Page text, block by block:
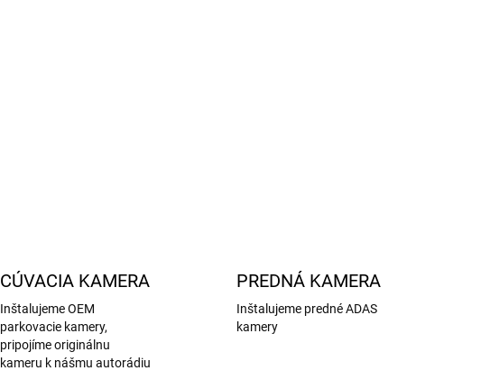
CÚVACIA KAMERA
Inštalujeme OEM
parkovacie kamery,
pripojíme originálnu
kameru k nášmu autorádiu
PREDNÁ KAMERA
Inštalujeme predné ADAS
kamery